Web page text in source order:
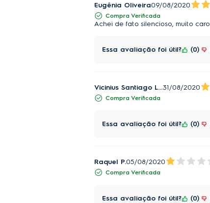
Eugênia Oliveira09/08/2020
Compra Verificada
Achei de fato silencioso, muito
Essa avaliação foi útil? 0
Vicinius Santiago Lamas31/08/2020
Compra Verificada
Essa avaliação foi útil? 0
Raquel P.05/08/2020
Compra Verificada
Essa avaliação foi útil? 0